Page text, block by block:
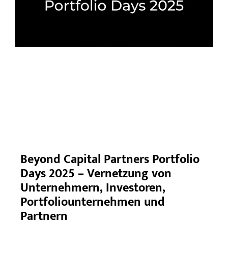
Beyond Capital Partners Portfolio
Days 2025 – Vernetzung von
Unternehmern, Investoren,
Portfoliounternehmen und
Partnern